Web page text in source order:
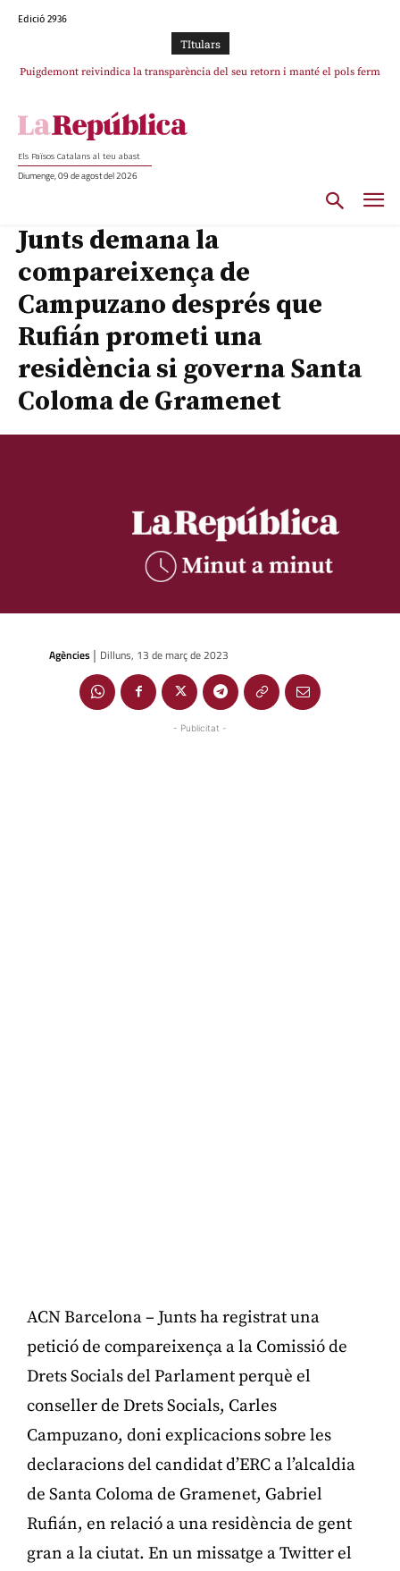
Edició 2936
TItulars
Puigdemont reivindica la transparència del seu retorn i manté el pols ferm
Els Països Catalans al teu abast
Diumenge, 09 de agost del 2026
Junts demana la
compareixença de
Campuzano després que
Rufián prometi una
residència si governa Santa
Coloma de Gramenet
Agències | Dilluns, 13 de març de 2023
- Publicitat -
ACN Barcelona – Junts ha registrat una
petició de compareixença a la Comissió de
Drets Socials del Parlament perquè el
conseller de Drets Socials, Carles
Campuzano, doni explicacions sobre les
declaracions del candidat d’ERC a l’alcaldia
de Santa Coloma de Gramenet, Gabriel
Rufián, en relació a una residència de gent
gran a la ciutat. En un missatge a Twitter el